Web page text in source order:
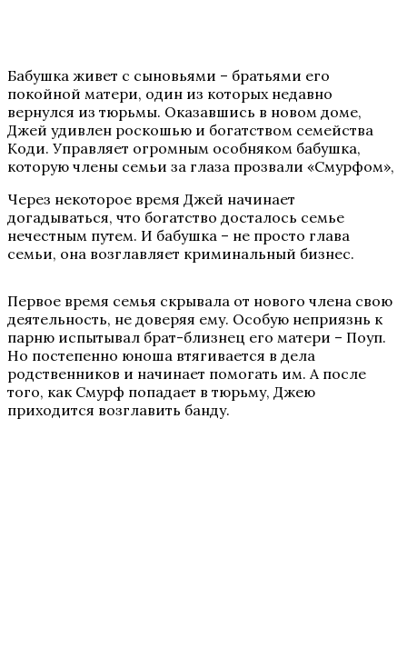
Бабушка живет с сыновьями – братьями его
покойной матери, один из которых недавно
вернулся из тюрьмы. Оказавшись в новом доме,
Джей удивлен роскошью и богатством семейства
Коди. Управляет огромным особняком бабушка,
которую члены семьи за глаза прозвали «Смурфом»,
Через некоторое время Джей начинает
догадываться, что богатство досталось семье
нечестным путем. И бабушка – не просто глава
семьи, она возглавляет криминальный бизнес.
Первое время семья скрывала от нового члена свою
деятельность, не доверяя ему. Особую неприязнь к
парню испытывал брат-близнец его матери – Поуп.
Но постепенно юноша втягивается в дела
родственников и начинает помогать им. А после
того, как Смурф попадает в тюрьму, Джею
приходится возглавить банду.